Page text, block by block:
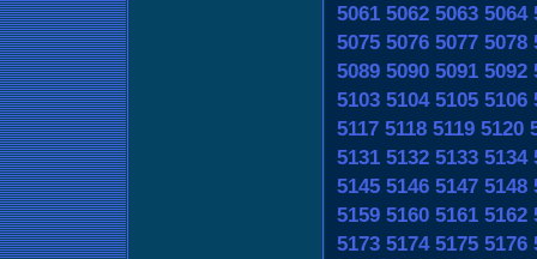
5061 5062 5063 5064
5075 5076 5077 5078
5089 5090 5091 5092
5103 5104 5105 5106
5117 5118 5119 5120
5131 5132 5133 5134
5145 5146 5147 5148
5159 5160 5161 5162
5173 5174 5175 5176